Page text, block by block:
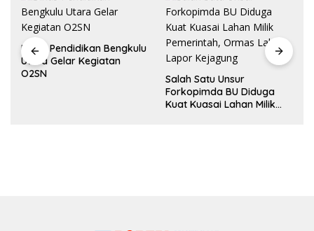
Dinas Pendidikan Bengkulu
Utara Gelar Kegiatan
O2SN
Salah Satu Unsur
Forkopimda BU Diduga
Kuat Kuasai Lahan Milik